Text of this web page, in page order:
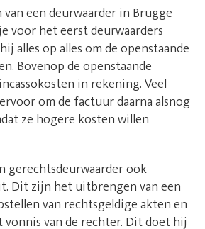
van een deurwaarder in Brugge
voor het eerst deurwaarders
alles op alles om de openstaande
Bovenop de openstaande
in rekening. Veel
om de factuur daarna alsnog
ze hogere kosten willen
gerechtsdeurwaarder ook
Dit zijn het uitbrengen van een
van rechtsgeldige akten en
vonnis van de rechter. Dit doet hij